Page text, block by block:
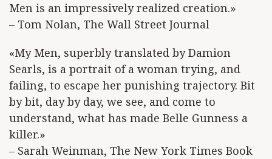
Men is an impressively realized creation.»
– Tom Nolan, The Wall Street Journal
«My Men, superbly translated by Damion
Searls, is a portrait of a woman trying, and
failing, to escape her punishing trajectory. Bit
by bit, day by day, we see, and come to
understand, what has made Belle Gunness a
killer.»
– Sarah Weinman, The New York Times Book